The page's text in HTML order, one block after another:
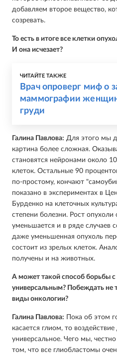
добавляем второе вещество,
созревать.
То есть в итоге все клетки
И она исчезает?
ЧИТАЙТЕ ТАКЖЕ
Врач опроверг миф о
маммографии
груди
Галина Павлова: Для этого мы
картина более сложная.
становятся нейронами около
клеток. Остальные 90
по-простому, кончают
показано в экспериментах в
Бурденко на клеточных
степени болезни. Рост опухоли
уменьшается и в ряде случаев
даже уменьшенная опухоль
состоит из зрелых клеток.
получены и на животных.
А может такой способ борьбы
универсальным? Побеждать не
виды онкологии?
Галина Павлова: Пока об этом
касается глиом, то
универсальное. Чего мы,
том, что все глиобластомы